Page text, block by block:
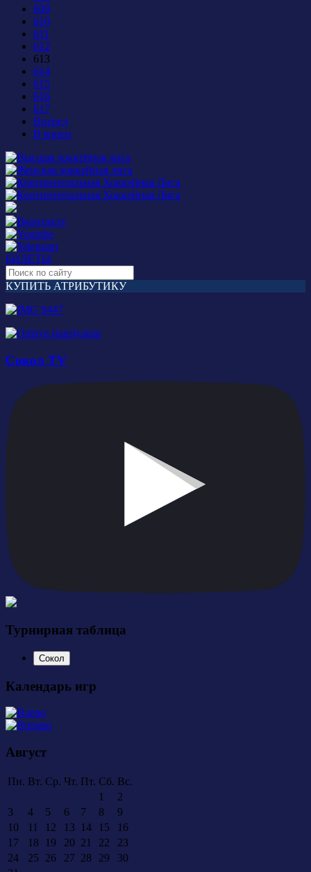
609
610
611
612
613
614
615
616
617
Вперед
В конец
БИЛЕТЫ
КУПИТЬ АТРИБУТИКУ
Сокол TV
Турнирная таблица
Сокол
Календарь игр
Август
Пн. Вт. Ср. Чт. Пт. Сб. Вс.
1
2
3
4 5 6 7 8
9
10
11 12 13 14 15
16
17
18 19 20 21 22
23
24
25 26 27 28 29
30